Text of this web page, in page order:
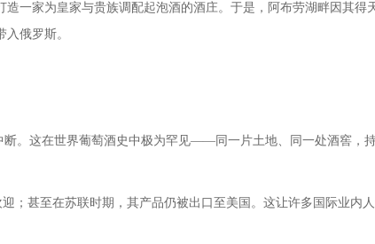
一家为皇家与贵族调配起泡酒的酒庄。于是，阿布劳湖畔因其得
俄罗斯。
。这在世界葡萄酒史中极为罕见——同一片土地、同一处酒窖，持
；甚至在苏联时期，其产品仍被出口至美国。这让许多国际业内